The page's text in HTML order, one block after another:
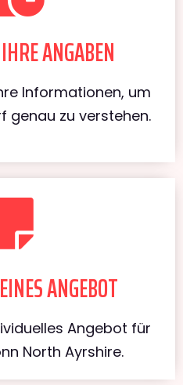
ANGABEN
Informationen, um
genau zu verstehen.
ANGEBOT
Angebot für
North Ayrshire.